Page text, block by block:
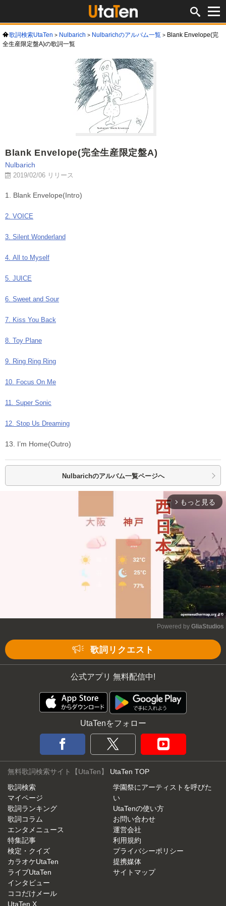
歌詞検索UtaTen Nulbarich Nulbarichのアルバム一覧
Blank Envelope(完
全生産限定盤A)の歌詞一覧
Blank Envelope(完全生産限定盤A)
Nulbarich
2019/02/06 リリース
1. Blank Envelope(Intro)
2. VOICE
3. Silent Wonderland
4. All to Myself
5. JUICE
6. Sweet and Sour
7. Kiss You Back
8. Toy Plane
9. Ring Ring Ring
10. Focus On Me
11. Super Sonic
12. Stop Us Dreaming
13. I’m Home(Outro)
Nulbarichのアルバム一覧ページへ
arrow_forward_ios もっと見る
Powered by GliaStudios
歌詞リクエスト
公式アプリ 無料配信中!
UtaTenをフォロー
無料歌詞検索サイト【UtaTen】 UtaTen TOP
歌詞検索
マイページ
歌詞ランキング
歌詞コラム
エンタメニュース
特集記事
検定・クイズ
カラオケUtaTen
ライブUtaTen
インタビュー
ココだけメール
UtaTen X
学園祭にアーティストを呼びた
い
UtaTenの使い方
お問い合わせ
運営会社
利用規約
プライバシーポリシー
提携媒体
サイトマップ